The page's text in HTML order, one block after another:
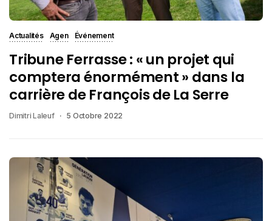
Actualités Agen Événement
Tribune Ferrasse : « un projet qui
comptera énormément » dans la
carrière de François de La Serre
Dimitri Laleuf 5 Octobre 2022